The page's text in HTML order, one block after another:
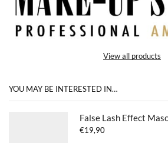
View all products
YOU MAY BE INTERESTED IN…
€19,90